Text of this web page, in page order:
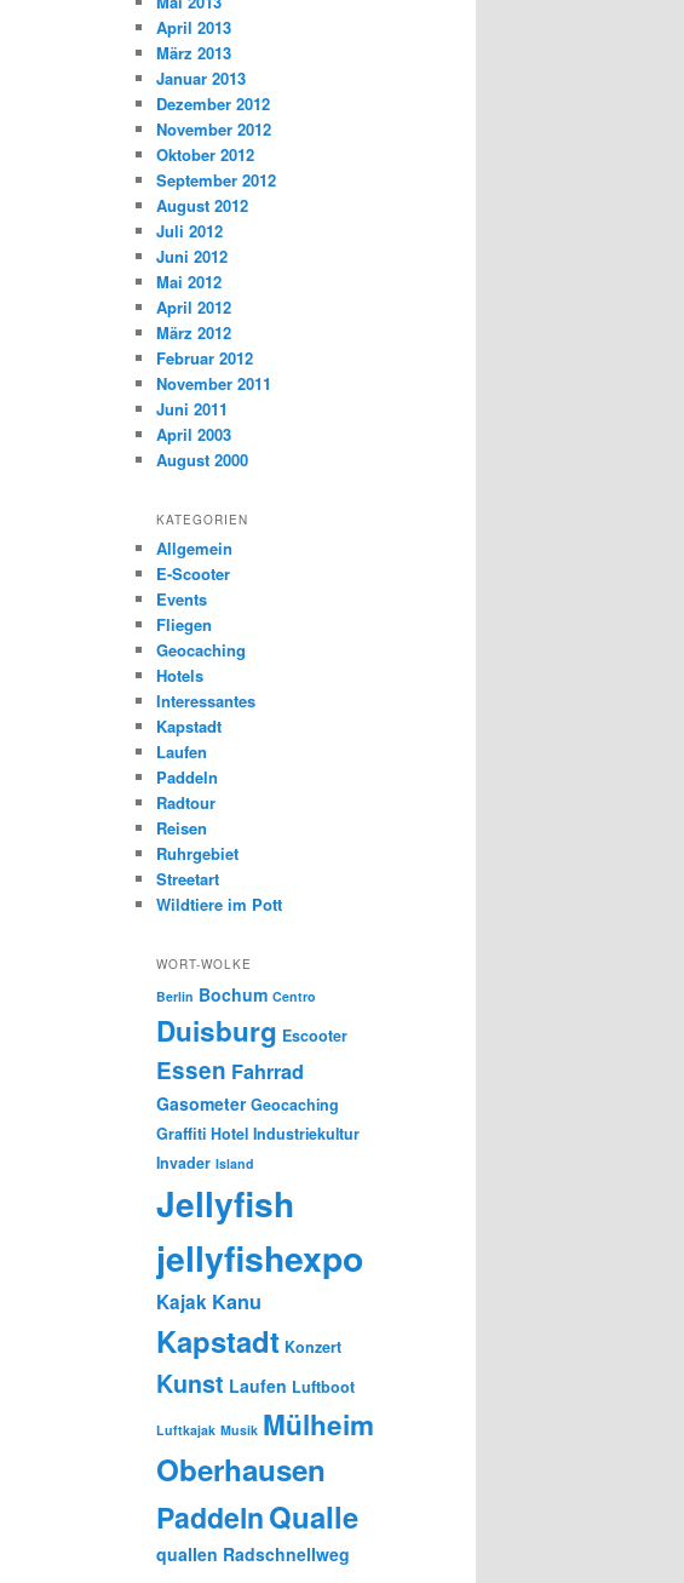
April 2013
März 2013
Januar 2013
Dezember 2012
November 2012
Oktober 2012
September 2012
August 2012
Juli 2012
Juni 2012
Mai 2012
April 2012
März 2012
Februar 2012
November 2011
Juni 2011
April 2003
August 2000
KATEGORIEN
Allgemein
E-Scooter
Events
Fliegen
Geocaching
Hotels
Interessantes
Kapstadt
Laufen
Paddeln
Radtour
Reisen
Ruhrgebiet
Streetart
Wildtiere im Pott
WORT-WOLKE
Berlin Bochum Centro
Duisburg Escooter
Essen Fahrrad
Gasometer Geocaching
Graffiti Hotel Industriekultur
Invader Island
Jellyfish
jellyfishexpo
Kajak Kanu
Kapstadt Konzert
Kunst Laufen Luftboot
Luftkajak Musik Mülheim
Oberhausen
PaddelnQualle
quallen Radschnellweg